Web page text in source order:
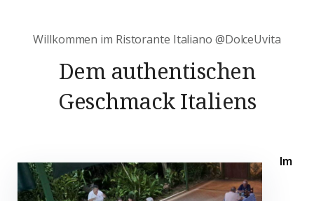
Willkommen im Ristorante Italiano @DolceUvita
Dem authentischen
Geschmack Italiens
Im